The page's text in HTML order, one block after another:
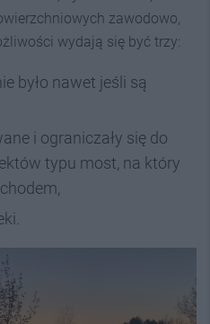
zawodowo,
wydają się być trzy:
było nawet jeśli są
i ograniczały się do
typu most, na który